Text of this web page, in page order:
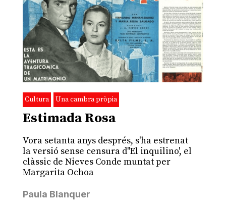
Cultura Una cambra pròpia
Estimada Rosa
Vora setanta anys després, s'ha estrenat
la versió sense censura d''El inquilino', el
clàssic de Nieves Conde muntat per
Margarita Ochoa
Paula Blanquer